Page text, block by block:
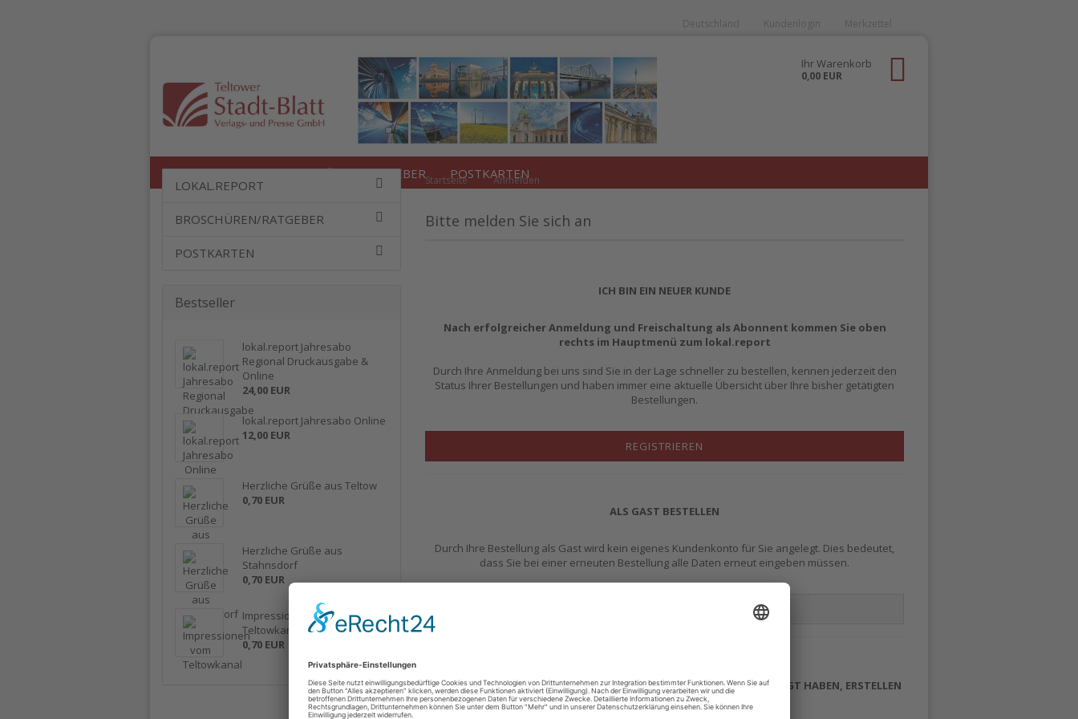
Deutschland
Lieferland
Kundenlogin Merkzettel
Ihr Warenkorb
0,00 EUR
LOKAL.REPORT BROSCHÜREN/RATGEBER POSTKARTEN
Startseite » Anmelden
Bitte melden Sie sich an
ICH BIN EIN NEUER KUNDE
Nach erfolgreicher Anmeldung und Freischaltung als Abonnent kommen Sie oben
rechts im Hauptmenü zum lokal.report
Durch Ihre Anmeldung bei uns sind Sie in der Lage schneller zu bestellen, kennen jederzeit den
Status Ihrer Bestellungen und haben immer eine aktuelle Übersicht über Ihre bisher getätigten
Bestellungen.
REGISTRIEREN
ALS GAST BESTELLEN
Durch Ihre Bestellung als Gast wird kein eigenes Kundenkonto für Sie angelegt. Dies bedeutet,
dass Sie bei einer erneuten Bestellung alle Daten erneut eingeben müssen.
WENN SIE SICH NACH DEM 9.3.2018 AUF DIESER SEITE NICHT EINGELOGGT HABEN, ERSTELLEN
SIE BITTE ZUERST EIN KUNDENKONTO
LOKAL.REPORT
BROSCHÜREN/RATGEBER
POSTKARTEN
Bestseller
lokal.report Jahresabo
Regional Druckausgabe &
Online
24,00 EUR
lokal.report Jahresabo Online
12,00 EUR
Herzliche Grüße aus Teltow
0,70 EUR
Herzliche Grüße aus
Stahnsdorf
0,70 EUR
Impressionen vom
Teltowkanal
0,70 EUR